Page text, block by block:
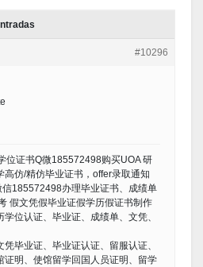
#10296
位证书Q微185572498购买UOA 研
高仿/精仿毕业证书，offer录取通知
185572498办理毕业证书、成绩单
假文凭假毕业证假学历假证书制作
位认证、毕业证、成绩单、文凭、
毕业证、毕业证认证、留服认证、
证明、使馆留学回国人员证明、留学